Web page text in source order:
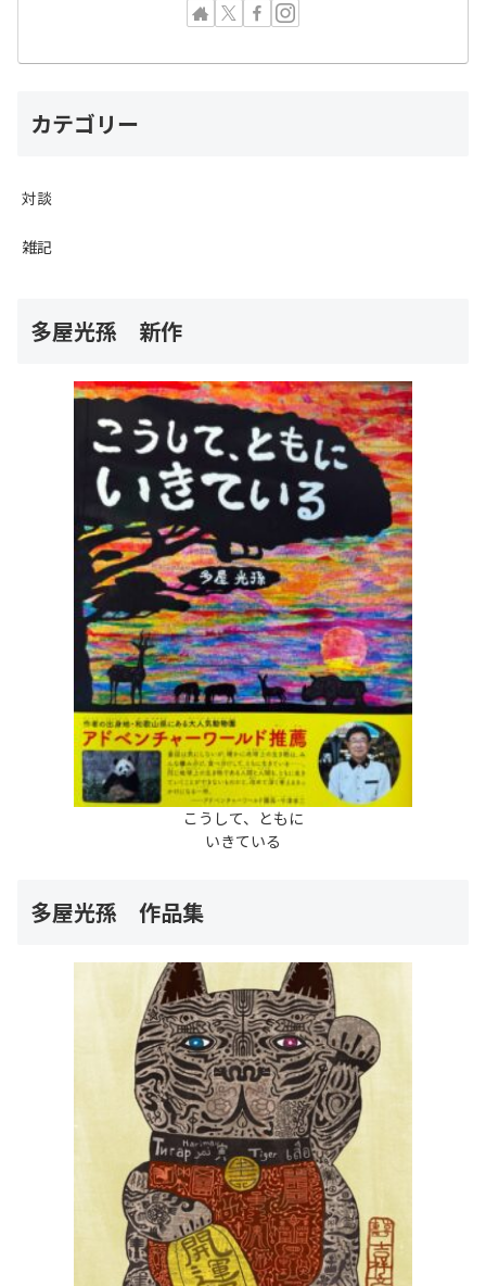
カテゴリー
対談
雑記
多屋光孫 新作
こうして、ともに
いきている
多屋光孫 作品集